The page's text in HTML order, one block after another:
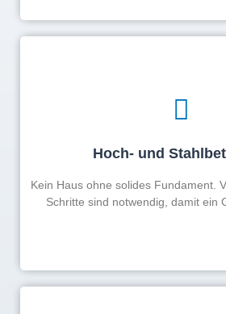
Für jede Brückenuntersuchung
Mehr erfahren
Hoch- und
Kein Haus ohne solides Fundament.
Schritte sind notwendig, damit ein